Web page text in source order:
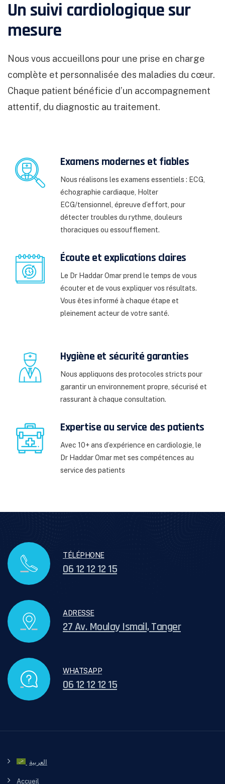
diurnes importantes
besoin.À propos du Dr Haddar Omar
aquatiques pendant l’enregistrement.Prendre
traitements, de prévenir les complications
cardiovasculaires et d’obtenir un diagnostic
fiable pour un suivi personnalisé. Il est
essentiel pour la prévention de l’hypertension
non détectée.
Voir toutes nos explorations
cardiaques
Un suivi cardiologique sur
mesure
Nous vous accueillons pour une prise en charge
complète et personnalisée des maladies du cœur.
Chaque patient bénéficie d’un accompagnement
attentif, du diagnostic au traitement.
Examens modernes et fiables
Nous réalisons les examens essentiels : ECG,
échographie cardiaque, Holter
ECG/tensionnel, épreuve d’effort, pour
détecter troubles du rythme, douleurs
thoraciques ou essoufflement.
Écoute et explications claires
Le Dr Haddar Omar prend le temps de vous
écouter et de vous expliquer vos résultats.
Vous êtes informé à chaque étape et
pleinement acteur de votre santé.
Hygiène et sécurité garanties
Nous appliquons des protocoles stricts pour
garantir un environnement propre, sécurisé et
rassurant à chaque consultation.
Expertise au service des patients
Avec 10+ ans d’expérience en cardiologie, le
Dr Haddar Omar met ses compétences au
service des patients
TÉLÉPHONE
06 12 12 12 15
ADRESSE
27 Av. Moulay Ismail, Tanger
WHATSAPP
06 12 12 12 15
العربية
Accueil